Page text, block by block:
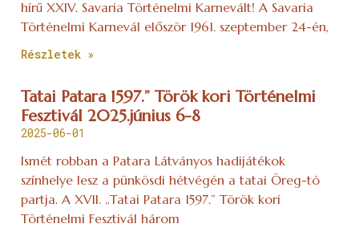
hírű XXIV. Savaria Történelmi Karnevált! A Savaria
Történelmi Karnevál először 1961. szeptember 24-én,
Részletek »
Tatai Patara 1597.” Török kori Történelmi
Fesztivál 2025.június 6-8
2025-06-01
Ismét robban a Patara Látványos hadijátékok
színhelye lesz a pünkösdi hétvégén a tatai Öreg-tó
partja. A XVII. „Tatai Patara 1597.” Török kori
Történelmi Fesztivál három